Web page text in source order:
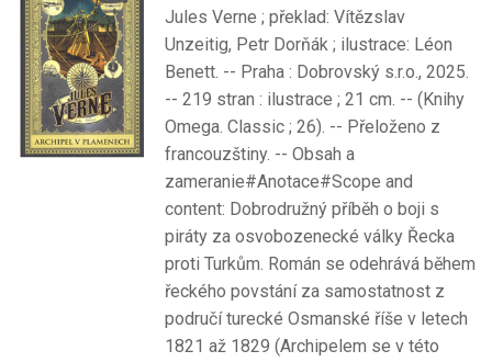
Jules Verne ; překlad: Vítězslav
Unzeitig, Petr Dorňák ; ilustrace: Léon
Benett. -- Praha : Dobrovský s.r.o., 2025.
-- 219 stran : ilustrace ; 21 cm. -- (Knihy
Omega. Classic ; 26). -- Přeloženo z
francouzštiny. -- Obsah a
zameranie#Anotace#Scope and
content: Dobrodružný příběh o boji s
piráty za osvobozenecké války Řecka
proti Turkům. Román se odehrává během
řeckého povstání za samostatnost z
područí turecké Osmanské říše v letech
1821 až 1829 (Archipelem se v této